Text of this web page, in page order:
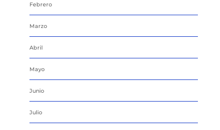
Febrero
Marzo
Abril
Mayo
Junio
Julio